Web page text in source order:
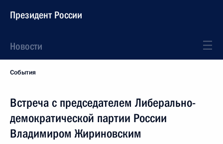
Президент России
Новости
События
Встреча с председателем Либерально-
демократической партии России
Владимиром Жириновским